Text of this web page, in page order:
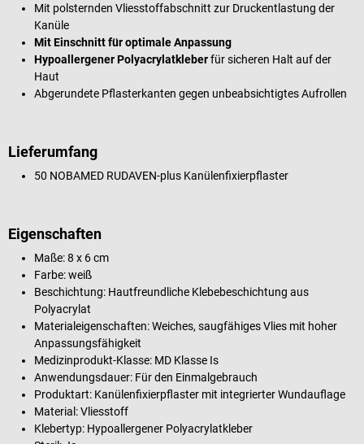
Mit polsternden Vliesstoffabschnitt zur Druckentlastung der
Kanüle
Mit Einschnitt für optimale Anpassung
Hypoallergener Polyacrylatkleberfür sicheren Halt auf der
Haut
Abgerundete Pflasterkanten gegen unbeabsichtigtes Aufrollen
Lieferumfang
50 NOBAMED RUDAVEN-plus Kanülenfixierpflaster
Eigenschaften
Maße: 8 x 6 cm
Farbe: weiß
Beschichtung: Hautfreundliche Klebebeschichtung aus
Polyacrylat
Materialeigenschaften: Weiches, saugfähiges Vlies mit hoher
Anpassungsfähigkeit
Medizinprodukt-Klasse: MD Klasse Is
Anwendungsdauer: Für den Einmalgebrauch
Produktart: Kanülenfixierpflaster mit integrierter Wundauflage
Material: Vliesstoff
Klebertyp: Hypoallergener Polyacrylatkleber